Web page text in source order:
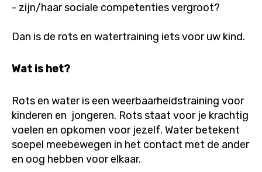
- zijn/haar sociale competenties vergroot?
Dan is de rots en watertraining iets voor uw kind.
Wat is het?
Rots en water is een weerbaarheidstraining voor
kinderen en jongeren. Rots staat voor je krachtig
voelen en opkomen voor jezelf. Water betekent
soepel meebewegen in het contact met de ander
en oog hebben voor elkaar.